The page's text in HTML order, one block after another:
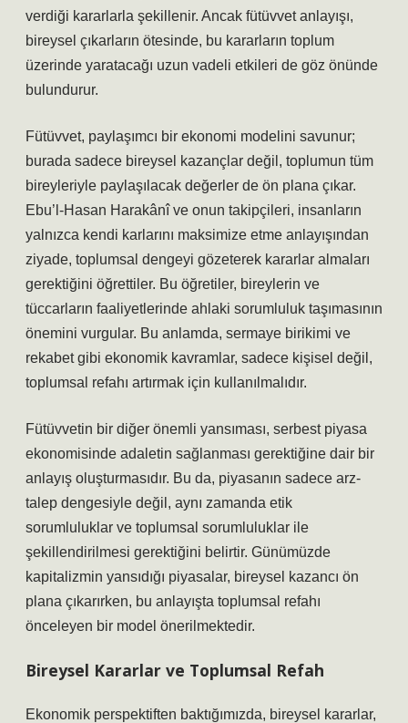
verdiği kararlarla şekillenir. Ancak fütüvvet anlayışı,
bireysel çıkarların ötesinde, bu kararların toplum
üzerinde yaratacağı uzun vadeli etkileri de göz önünde
bulundurur.
Fütüvvet, paylaşımcı bir ekonomi modelini savunur;
burada sadece bireysel kazançlar değil, toplumun tüm
bireyleriyle paylaşılacak değerler de ön plana çıkar.
Ebu’l-Hasan Harakânî ve onun takipçileri, insanların
yalnızca kendi karlarını maksimize etme anlayışından
ziyade, toplumsal dengeyi gözeterek kararlar almaları
gerektiğini öğrettiler. Bu öğretiler, bireylerin ve
tüccarların faaliyetlerinde ahlaki sorumluluk taşımasının
önemini vurgular. Bu anlamda, sermaye birikimi ve
rekabet gibi ekonomik kavramlar, sadece kişisel değil,
toplumsal refahı artırmak için kullanılmalıdır.
Fütüvvetin bir diğer önemli yansıması, serbest piyasa
ekonomisinde adaletin sağlanması gerektiğine dair bir
anlayış oluşturmasıdır. Bu da, piyasanın sadece arz-
talep dengesiyle değil, aynı zamanda etik
sorumluluklar ve toplumsal sorumluluklar ile
şekillendirilmesi gerektiğini belirtir. Günümüzde
kapitalizmin yansıdığı piyasalar, bireysel kazancı ön
plana çıkarırken, bu anlayışta toplumsal refahı
önceleyen bir model önerilmektedir.
Bireysel Kararlar ve Toplumsal Refah
Ekonomik perspektiften baktığımızda, bireysel kararlar,